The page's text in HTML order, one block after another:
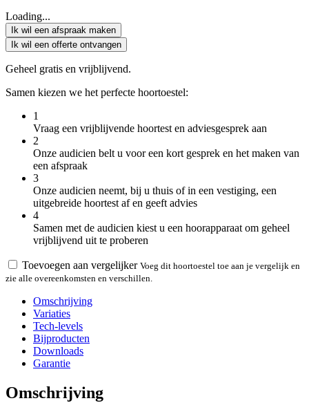
Loading...
Ik wil een afspraak maken
Ik wil een offerte ontvangen
Geheel gratis en vrijblijvend.
Samen kiezen we het perfecte hoortoestel:
1
Vraag een vrijblijvende hoortest en adviesgesprek aan
2
Onze audicien belt u voor een kort gesprek en het maken van
een afspraak
3
Onze audicien neemt, bij u thuis of in een vestiging, een
uitgebreide hoortest af en geeft advies
4
Samen met de audicien kiest u een hoorapparaat om geheel
vrijblijvend uit te proberen
Toevoegen aan vergelijker Voeg dit hoortoestel toe aan je vergelijk en
zie alle overeenkomsten en verschillen.
Omschrijving
Variaties
Tech-levels
Bijproducten
Downloads
Garantie
Omschrijving